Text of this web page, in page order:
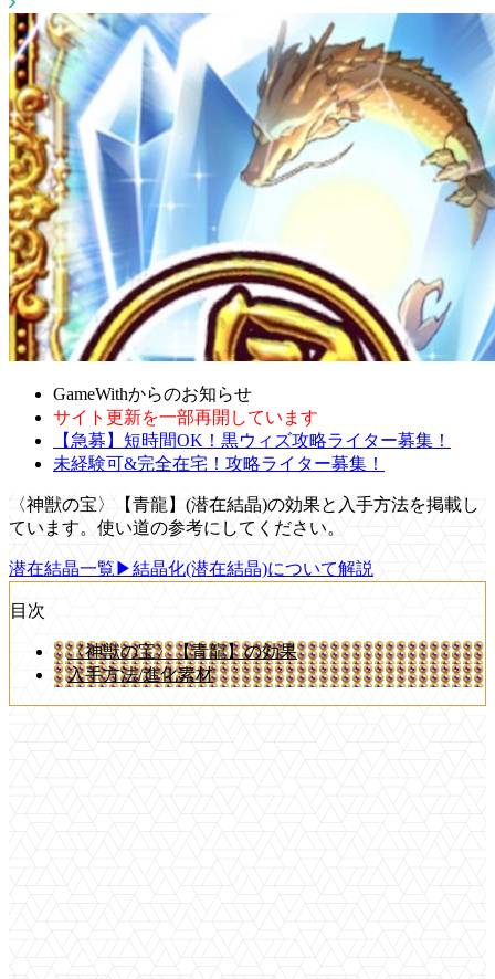
GameWithからのお知らせ
サイト更新を一部再開しています
【急募】短時間OK！黒ウィズ攻略ライター募集！
未経験可&完全在宅！攻略ライター募集！
〈神獣の宝〉【青龍】(潜在結晶)の効果と入手方法を掲載し
ています。使い道の参考にしてください。
潜在結晶一覧 ▶結晶化(潜在結晶)について解説
目次
〈神獣の宝〉【青龍】の効果
入手方法/進化素材